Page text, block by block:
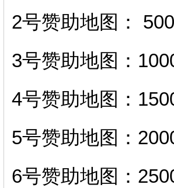
2号赞助地图：
3号赞助地图：
4号赞助地图：
5号赞助地图：
6号赞助地图：